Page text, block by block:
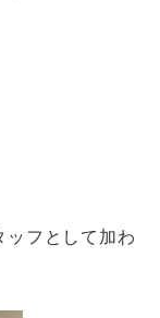
ッフとして加わ